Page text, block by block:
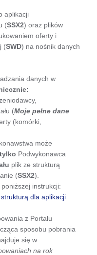
aplikacji
(SSX2) oraz plików
oferty i
(SWD) na nośnik danych
danych w
(Moje pełne dane
(komórki,
może
tylko Podwykonawca
plik ze strukturą
(SSX2).
instrukcji:
dla aplikacji
z Portalu
sposobu pobrania
się w
na rok